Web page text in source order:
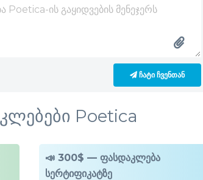
ᲩᲐᲢᲘ ᲩᲕᲔᲜᲗᲐᲜ
Poetica
📣 300$ — ფასდაკლება
სერტიფიკატზე